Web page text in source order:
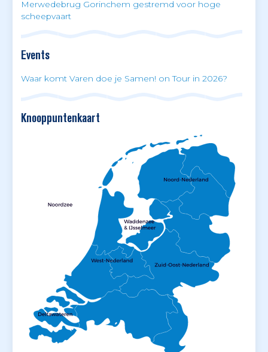
Merwedebrug Gorinchem gestremd voor hoge
scheepvaart
Events
Waar komt Varen doe je Samen! on Tour in 2026?
Knooppuntenkaart